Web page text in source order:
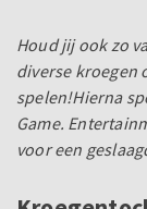
Houd jij ook zo
diverse kroegen
spelen!Hierna
Game.
voor een